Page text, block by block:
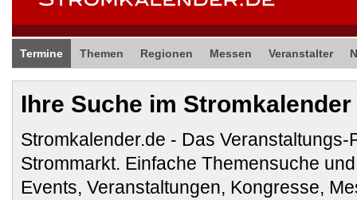
Termine Themen Regionen Messen Veranstalter
Ihre Suche im Stromkalender
Stromkalender.de - Das Veranstaltungs-
Strommarkt. Einfache Themensuche
Events, Veranstaltungen, Kongresse,